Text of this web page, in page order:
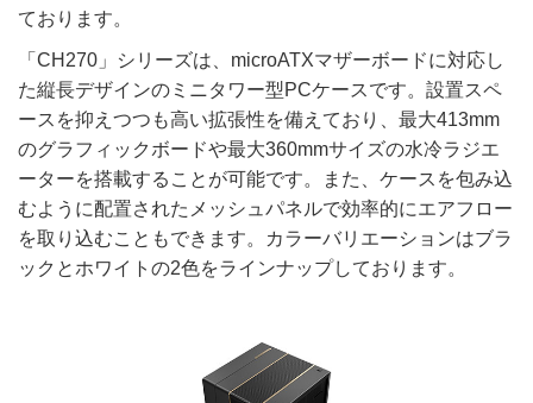
ております。
「CH270」シリーズは、microATXマザーボードに対応し
た縦長デザインのミニタワー型PCケースです。設置スペ
ースを抑えつつも高い拡張性を備えており、最大413mm
のグラフィックボードや最大360mmサイズの水冷ラジエ
ーターを搭載することが可能です。また、ケースを包み込
むように配置されたメッシュパネルで効率的にエアフロー
を取り込むこともできます。カラーバリエーションはブラ
ックとホワイトの2色をラインナップしております。